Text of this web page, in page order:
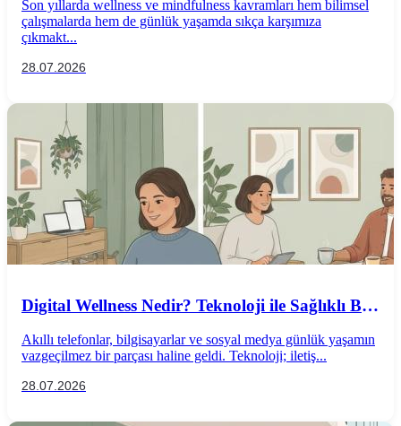
Son yıllarda wellness ve mindfulness kavramları hem bilimsel
çalışmalarda hem de günlük yaşamda sıkça karşımıza
çıkmakt...
28.07.2026
Digital Wellness Nedir? Teknoloji ile Sağlıklı Bir
Akıllı telefonlar, bilgisayarlar ve sosyal medya günlük yaşamın
vazgeçilmez bir parçası haline geldi. Teknoloji; iletiş...
28.07.2026